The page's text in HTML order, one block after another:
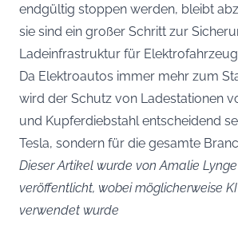
endgültig stoppen werden, bleibt
sie sind ein großer Schritt zur
Ladeinfrastruktur für
Da Elektroautos immer mehr zum
wird der Schutz von Ladestationen
und Kupferdiebstahl entscheidend
Tesla, sondern für die gesamte
Dieser Artikel wurde von Amalie
veröffentlicht, wobei möglicherweise
verwendet wurde